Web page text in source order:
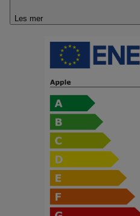
Les mer